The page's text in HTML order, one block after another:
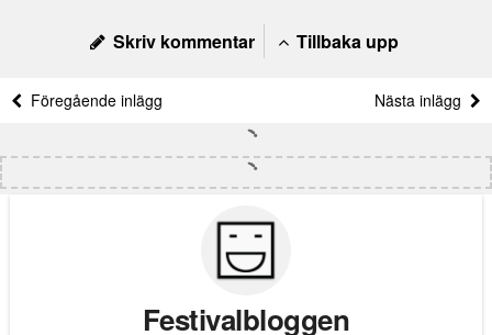
Skriv kommentar Tillbaka upp
Föregående inlägg Nästa inlägg
Festivalbloggen